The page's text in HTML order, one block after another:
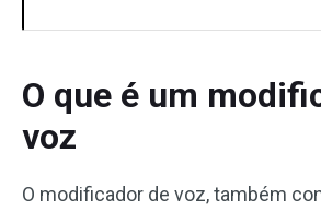
O que é um
voz
O modificador de voz, também